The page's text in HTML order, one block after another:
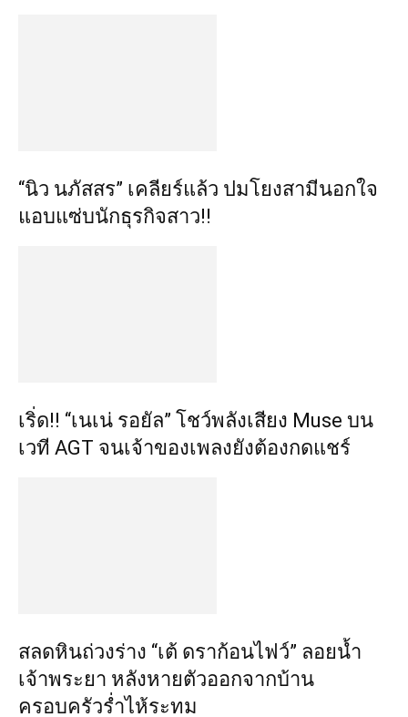
“นิว นภัสสร” เคลียร์แล้ว ปมโยงสามีนอกใจ
แอบแซ่บนักธุรกิจสาว!!
เริ่ด!! “เนเน่ รอยัล” โชว์พลังเสียง Muse บน
เวที AGT จนเจ้าของเพลงยังต้องกดแชร์
สลดหินถ่วงร่าง “เต้ ดราก้อนไฟว์” ลอยน้ำ
เจ้าพระยา หลังหายตัวออกจากบ้าน
ครอบครัวร่ำไห้ระทม